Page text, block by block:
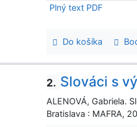
Plný text PDF
Do košíka
2. Slováci s
ALENOVÁ, Gabriela.
Bratislava : MAFRA,